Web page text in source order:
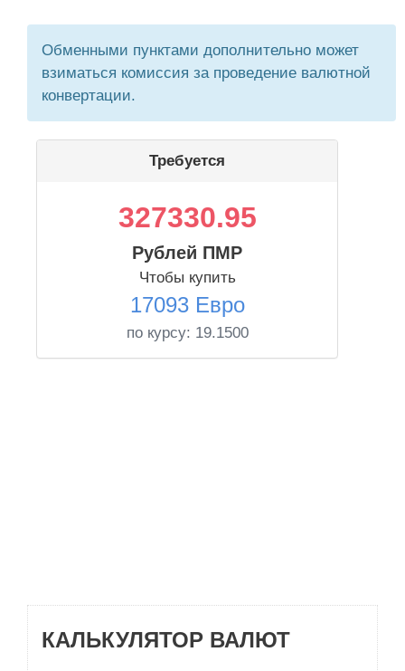
Обменными пунктами дополнительно может
взиматься комиссия за проведение валютной
конвертации.
Требуется
327330.95
Рублей ПМР
Чтобы купить
17093 Евро
по курсу: 19.1500
КАЛЬКУЛЯТОР ВАЛЮТ